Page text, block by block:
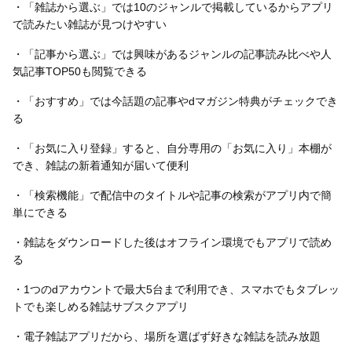
・「雑誌から選ぶ」では10のジャンルで掲載しているからアプリ
で読みたい雑誌が見つけやすい
・「記事から選ぶ」では興味があるジャンルの記事読み比べや人
気記事TOP50も閲覧できる
・「おすすめ」では今話題の記事やdマガジン特典がチェックでき
る
・「お気に入り登録」すると、自分専用の「お気に入り」本棚が
でき、雑誌の新着通知が届いて便利
・「検索機能」で配信中のタイトルや記事の検索がアプリ内で簡
単にできる
・雑誌をダウンロードした後はオフライン環境でもアプリで読め
る
・1つのdアカウントで最大5台まで利用でき、スマホでもタブレッ
トでも楽しめる雑誌サブスクアプリ
・電子雑誌アプリだから、場所を選ばず好きな雑誌を読み放題